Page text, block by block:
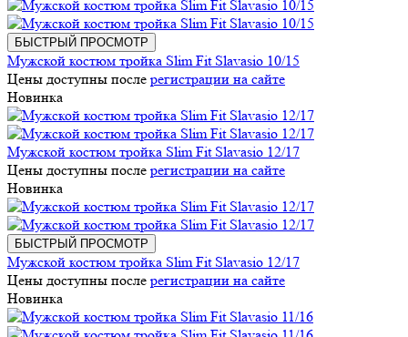
БЫСТРЫЙ ПРОСМОТР
Мужской костюм тройка Slim Fit Slavasio 10/15
Цены доступны после регистрации на сайте
Новинка
Мужской костюм тройка Slim Fit Slavasio 12/17
Цены доступны после регистрации на сайте
Новинка
БЫСТРЫЙ ПРОСМОТР
Мужской костюм тройка Slim Fit Slavasio 12/17
Цены доступны после регистрации на сайте
Новинка